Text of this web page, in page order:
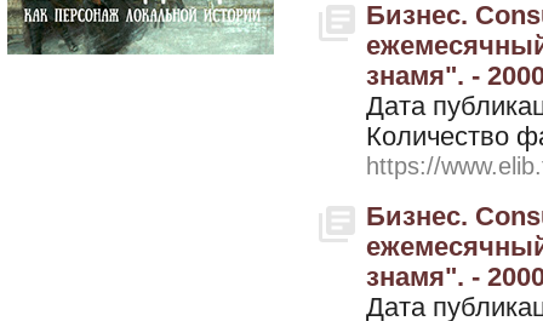
Бизнес.
знамя". -
Дата
Количество
https://
Бизнес.
знамя". -
Дата